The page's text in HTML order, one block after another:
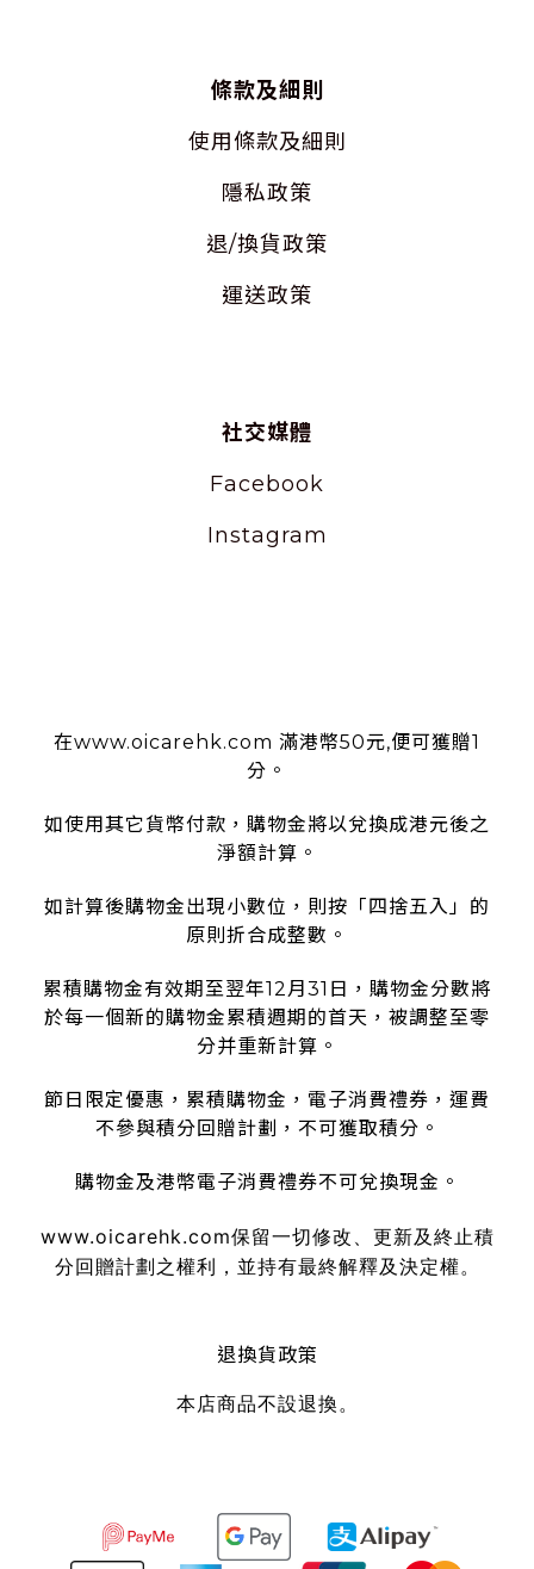
條款及細則
使用條款及細則
隱私政策
退/換貨政策
運送政策
社交媒體
Facebook
Instagram
在www.oicarehk.com 滿港幣50元,便可獲贈1
分。
如使用其它貨幣付款，購物金將以兌換成港元後之
淨額計算。
如計算後購物金出現小數位，則按「四捨五入」的
原則折合成整數。
累積購物金有效期至翌年12月31日，購物金分數將
於每一個新的購物金累積週期的首天，被調整至零
分并重新計算。
節日限定優惠，累積購物金，電子消費禮券，運費
不參與積分回贈計劃，不可獲取積分。
購物金及港幣電子消費禮券不可兌換現金。
www.oicarehk.com保留一切修改、更新及終止積
分回贈計劃之權利，並持有最終解釋及決定權。
退換貨政策
本店商品不設退換。